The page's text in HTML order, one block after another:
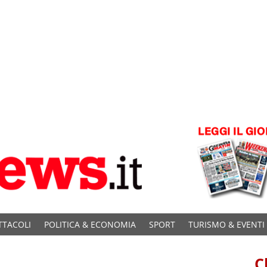
POLITICA & ECONOMIA SPORT TURISMO & EVENTI